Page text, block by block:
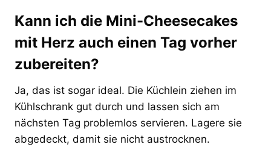
Kann ich die Mini-Cheesecakes
mit Herz auch einen Tag vorher
zubereiten?
Ja, das ist sogar ideal. Die Küchlein ziehen im
Kühlschrank gut durch und lassen sich am
nächsten Tag problemlos servieren. Lagere sie
abgedeckt, damit sie nicht austrocknen.